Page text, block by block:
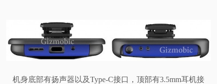
机身底部有扬声器以及Type-C接口，顶部有3.5mm耳机接